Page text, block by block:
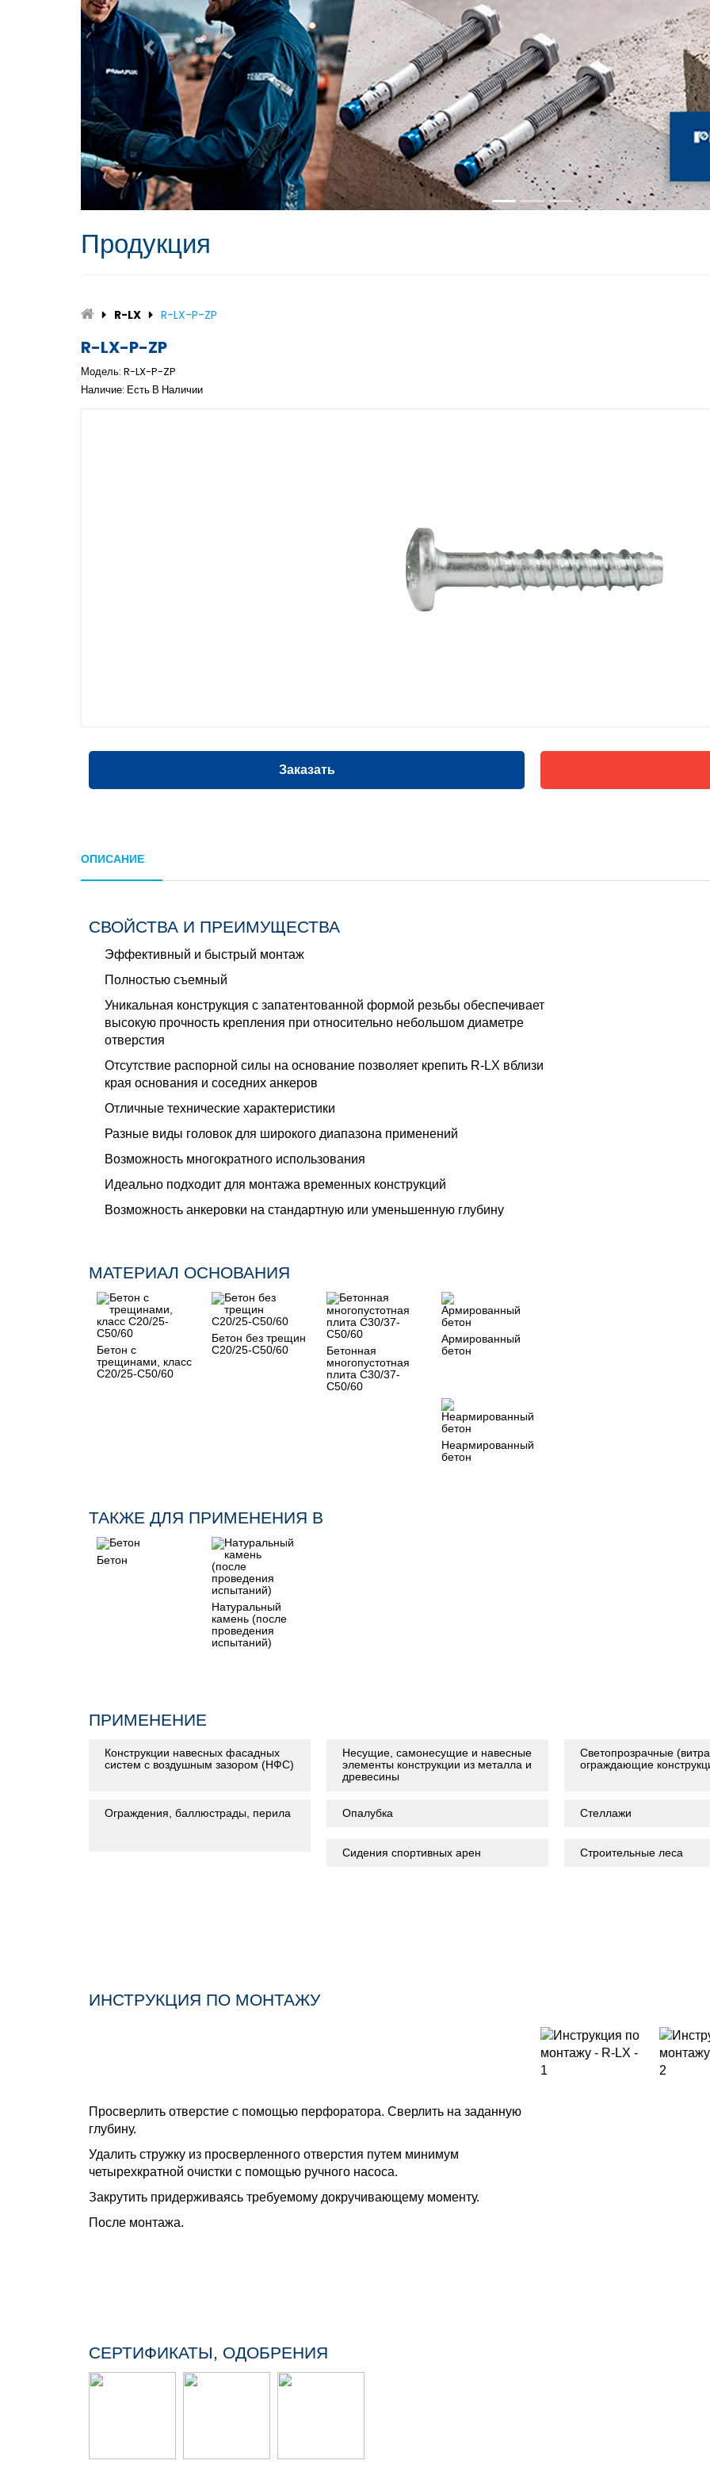
Продукция
R-LX R-LX-P-ZP
R-LX-P-ZP
Модель: R-LX-P-ZP
Наличие: Есть В Наличии
Заказать
ОПИСАНИЕ
СВОЙСТВА И ПРЕИМУЩЕСТВА
Эффективный и быстрый монтаж
Полностью съемный
Уникальная конструкция с запатентованной формой резьбы обеспечивает
высокую прочность крепления при относительно небольшом диаметре
отверстия
Отсутствие распорной силы на основание позволяет крепить R-LX вблизи
края основания и соседних анкеров
Отличные технические характеристики
Разные виды головок для широкого диапазона применений
Возможность многократного использования
Идеально подходит для монтажа временных конструкций
Возможность анкеровки на стандартную или уменьшенную глубину
МАТЕРИАЛ ОСНОВАНИЯ
Бетон с
трещинами, класс
C20/25-C50/60
Бетон без трещин
C20/25-C50/60
Бетонная
многопустотная
плита C30/37-
C50/60
Армированный
бетон
Неармированный
бетон
ТАКЖЕ ДЛЯ ПРИМЕНЕНИЯ В
Бетон
Натуральный
камень (после
проведения
испытаний)
ПРИМЕНЕНИЕ
Конструкции навесных фасадных
систем с воздушным зазором (НФС)
Несущие, самонесущие и навесные
элементы конструкции из металла и
древесины
Светопрозрачные
ограждающие
Ограждения, баллюстрады, перила Опалубка Стеллажи
Сидения спортивных арен Строительные леса
ИНСТРУКЦИЯ ПО МОНТАЖУ
Просверлить отверстие с помощью перфоратора. Сверлить на заданную
глубину.
Удалить стружку из просверленного отверстия путем минимум
четырехкратной очистки с помощью ручного насоса.
Закрутить придерживаясь требуемому докручивающему моменту.
После монтажа.
СЕРТИФИКАТЫ, ОДОБРЕНИЯ